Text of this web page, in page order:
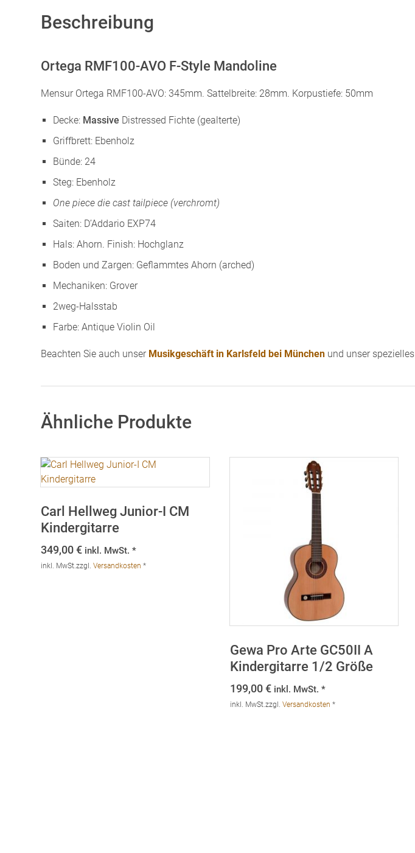
Beschreibung
Ortega RMF100-AVO F-Style Mandoline
Mensur Ortega RMF100-AVO: 345mm. Sattelbreite: 28mm. Korpustiefe: 50mm
Decke: Massive Distressed Fichte (gealterte)
Griffbrett: Ebenholz
Bünde: 24
Steg: Ebenholz
One piece die cast tailpiece (verchromt)
Saiten: D’Addario EXP74
Hals: Ahorn. Finish: Hochglanz
Boden und Zargen: Geflammtes Ahorn (arched)
Mechaniken: Grover
2weg-Halsstab
Farbe: Antique Violin Oil
Beachten Sie auch unser Musikgeschäft in Karlsfeld bei München und unser spezielles
Ähnliche Produkte
Carl Hellweg Junior-I CM
Kindergitarre
349,00€ inkl. MwSt. *
inkl. MwSt.zzgl.Versandkosten *
Gewa Pro Arte GC50II A
Kindergitarre 1/2 Größe
199,00€ inkl. MwSt. *
inkl. MwSt.zzgl. Versandkosten *